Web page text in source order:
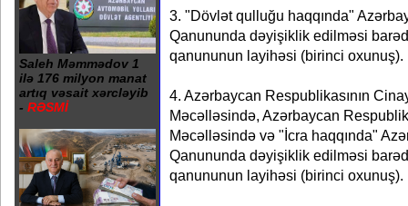
Saleh Məmmədov 1
ilə 176 milyon manat
artıq vəsait xərcləyib
- RƏSMİ
3. "Dövlət qulluğu haqqında"
Qanununda dəyişiklik edilməsi
qanununun layihəsi (birinci oxunuş).
4. Azərbaycan Respublikasının
Məcəlləsində, Azərbaycan
Məcəlləsində və "İcra haqqında"
Qanununda dəyişiklik edilməsi
qanununun layihəsi (birinci oxunuş).